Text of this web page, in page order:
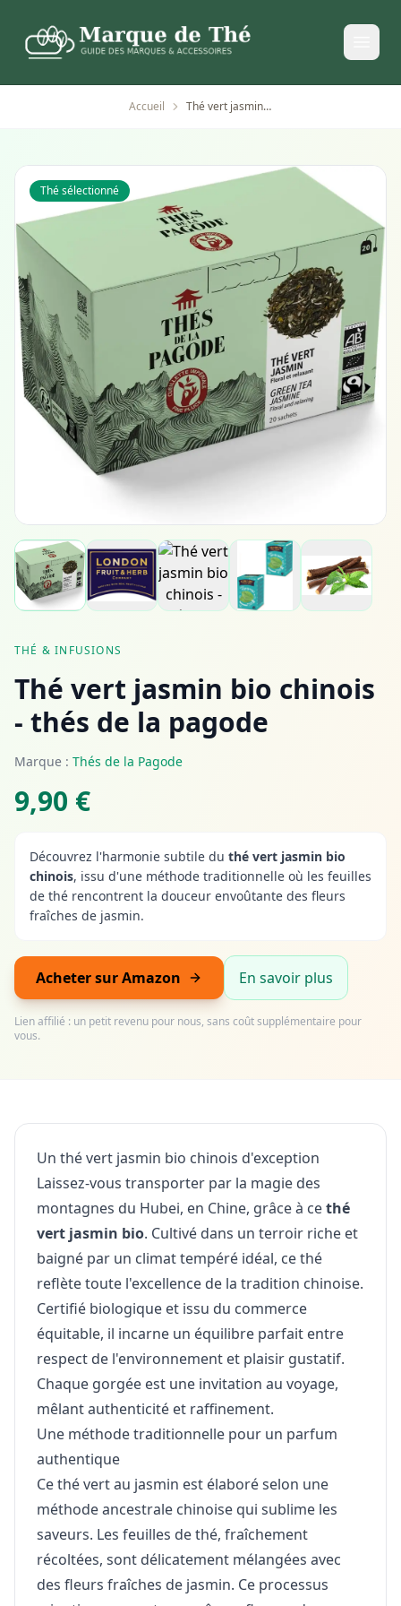
Accueil Thé vert jasmin bio chinois - thés de la pagode
Thé sélectionné
THÉ & INFUSIONS
Thé vert jasmin bio chinois
- thés de la pagode
Marque : Thés de la Pagode
9,90 €
Découvrez l'harmonie subtile du thé vert jasmin bio
chinois, issu d'une méthode traditionnelle où les feuilles
de thé rencontrent la douceur envoûtante des fleurs
fraîches de jasmin.
Acheter sur Amazon En savoir plus
Lien affilié : un petit revenu pour nous, sans coût supplémentaire pour
vous.
Un thé vert jasmin bio chinois d'exception
Laissez-vous transporter par la magie des
montagnes du Hubei, en Chine, grâce à cethé
vert jasmin bio. Cultivé dans un terroir riche et
baigné par un climat tempéré idéal, ce thé
reflète toute l'excellence de la tradition chinoise.
Certifié biologique et issu du commerce
équitable, il incarne un équilibre parfait entre
respect de l'environnement et plaisir gustatif.
Chaque gorgée est une invitation au voyage,
mêlant authenticité et raffinement.
Une méthode traditionnelle pour un parfum
authentique
Ce thé vert au jasmin est élaboré selon une
méthode ancestrale chinoise qui sublime les
saveurs. Les feuilles de thé, fraîchement
récoltées, sont délicatement mélangées avec
des fleurs fraîches de jasmin. Ce processus